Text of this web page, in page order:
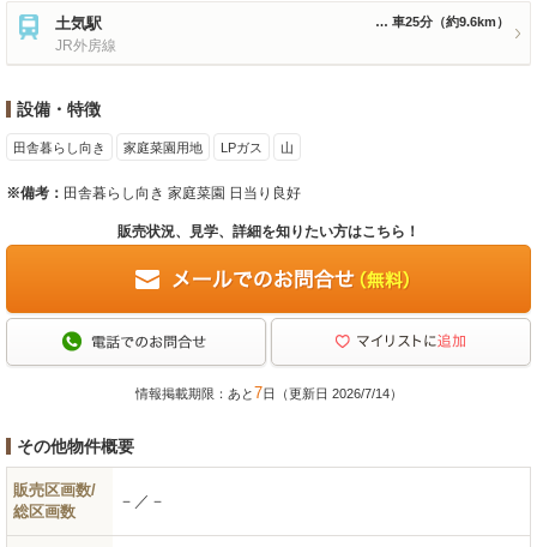
土気駅
JR外房線
車25分 （約9.6km）
設備・特徴
田舎暮らし向き 家庭菜園用地 LPガス 山
※備考： 田舎暮らし向き 家庭菜園 日当り良好
販売状況、見学、詳細を知りたい方はこちら！
情報掲載期限：あと7日（更新日 2026/7/14）
その他物件概要
販売区画数/
総区画数
－／－